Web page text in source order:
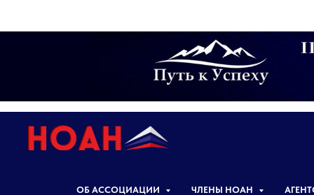
ОБ АССОЦИАЦИИ ЧЛЕНЫ НОАН